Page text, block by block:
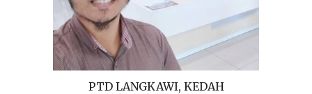
PTD LANGKAWI, KEDAH